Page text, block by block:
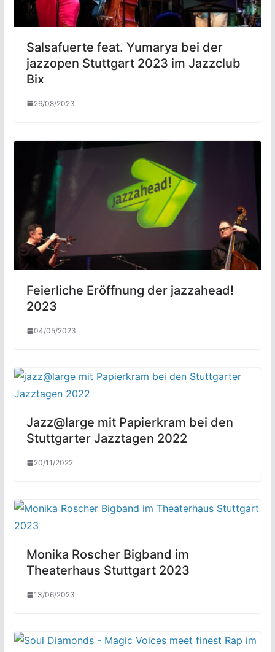
Salsafuerte feat. Yumarya bei der
jazzopen Stuttgart 2023 im Jazzclub
Bix
26/08/2023
Feierliche Eröffnung der jazzahead!
2023
04/05/2023
Jazz@large mit Papierkram bei den
Stuttgarter Jazztagen 2022
20/11/2022
Monika Roscher Bigband im
Theaterhaus Stuttgart 2023
13/06/2023